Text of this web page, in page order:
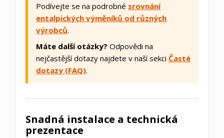
Podívejte se na podrobné srovnání
entalpických výměníků od různých
výrobců.
Máte další otázky? Odpovědi na
nejčastější dotazy najdete v naší sekci Časté
dotazy (FAQ).
Snadná instalace a technická
prezentace